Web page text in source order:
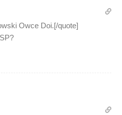
Owce Doi.[/quote]